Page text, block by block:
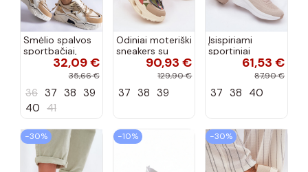
Smėlio spalvos
sportbačiai,
dekoruoti Valdez
cirkonio virvele
32,09 €
35,66 €
36 37 38 39
40 41
Odiniai moteriški
sneakers su
platforma D&A
CR61-3133
90,93 €
129,90 €
37 38 39
Įsispiriami
sportiniai
bateliai Kobbo
102425 smėlio
61,53 €
87,90 €
37 38 40
−30% −10% −30%